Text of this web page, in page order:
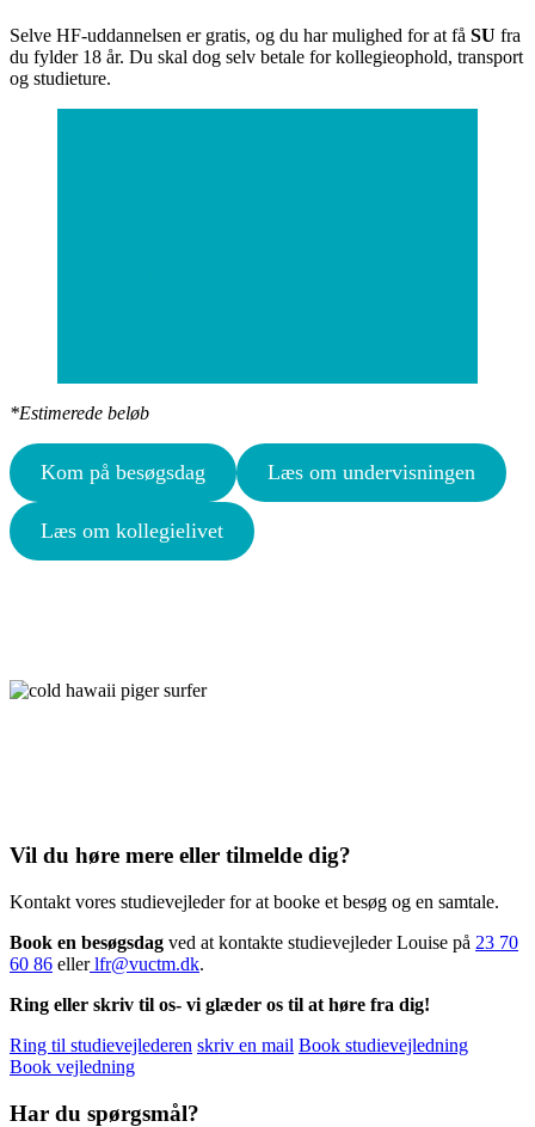
Selve HF-uddannelsen er gratis, og du har mulighed for at få SU fra
du fylder 18 år. Du skal dog selv betale for kollegieophold, transport
og studieture.
*Estimerede beløb
Kom på besøgsdag Læs om undervisningen
Læs om kollegielivet
Vil du høre mere eller tilmelde dig?
Kontakt vores studievejleder for at booke et besøg og en samtale.
Book en besøgsdag ved at kontakte studievejleder Louise på 23 70
60 86 ellerlfr@vuctm.dk.
Ring eller skriv til os- vi glæder os til at høre fra dig!
Ring til studievejlederen skriv en mail Book studievejledning
Book vejledning
Har du spørgsmål?